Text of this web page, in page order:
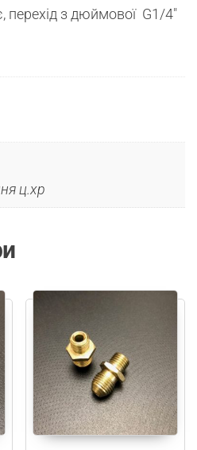
перехід з дюймової G1/4″
ц.хр